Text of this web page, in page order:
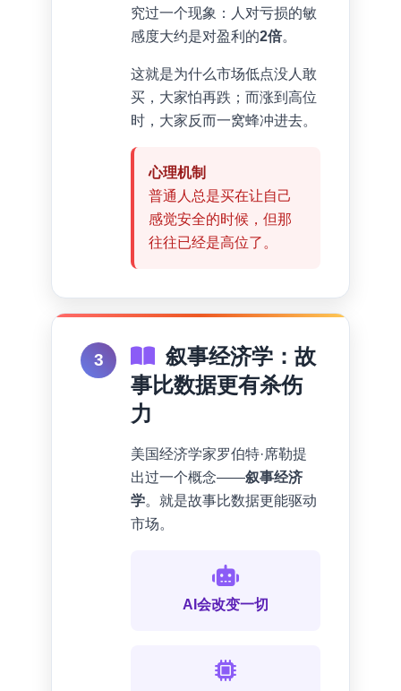
究过一个现象：人对亏损的敏
感度大约是对盈利的2倍。
这就是为什么市场低点没人敢
买，大家怕再跌；而涨到高位
时，大家反而一窝蜂冲进去。
心理机制
普通人总是买在让自己
感觉安全的时候，但那
往往已经是高位了。
3
叙事经济学：故
事比数据更有杀伤
力
美国经济学家罗伯特·席勒提
出过一个概念——叙事经济
学。就是故事比数据更能驱动
市场。
AI会改变一切